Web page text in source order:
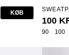
KØB
90 100
STAR"
100